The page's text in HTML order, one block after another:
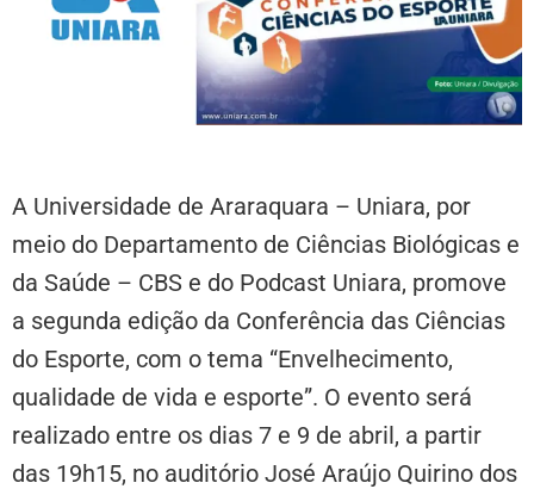
A Universidade de Araraquara – Uniara, por
meio do Departamento de Ciências Biológicas e
da Saúde – CBS e do Podcast Uniara, promove
a segunda edição da Conferência das Ciências
do Esporte, com o tema “Envelhecimento,
qualidade de vida e esporte”. O evento será
realizado entre os dias 7 e 9 de abril, a partir
das 19h15, no auditório José Araújo Quirino dos